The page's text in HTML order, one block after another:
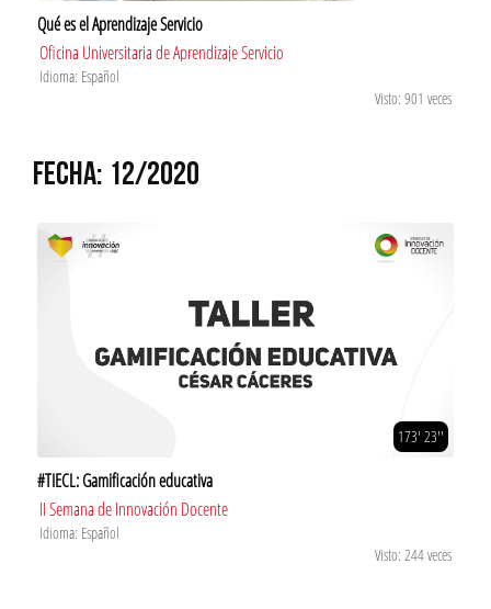
Qué es el Aprendizaje Servicio
Oficina Universitaria de Aprendizaje Servicio
Idioma: Español
Visto: 901 veces
FECHA: 12/2020
173' 23''
#TIECL: Gamificación educativa
II Semana de Innovación Docente
Idioma: Español
Visto: 244 veces